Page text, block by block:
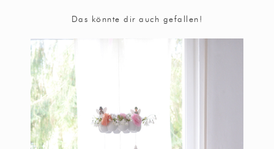
Das könnte dir auch gefallen!